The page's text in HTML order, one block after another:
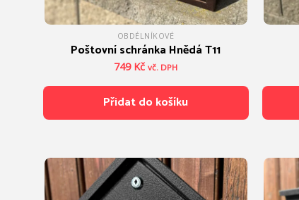
OBDÉLNÍKOVÉ
Poštovní schránka Hnědá T11
749 Kč vč. DPH
Přidat do košíku